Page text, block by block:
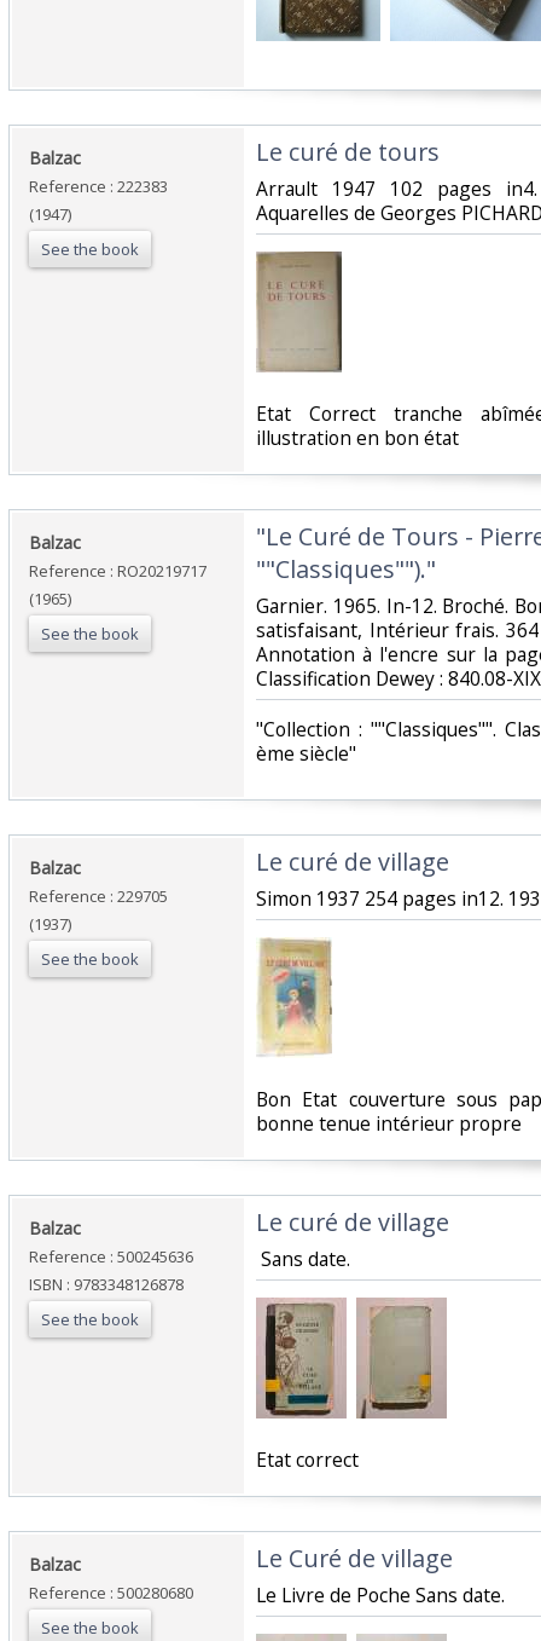
‎Balzac‎
Reference : 222383
(1947)
See the book
‎Le curé de tours‎
‎Arrault 1947 102 pages
Aquarelles de Georges
‎Etat Correct tranche
illustration en bon état‎
‎Balzac‎
Reference : RO20219717
(1965)
See the book
‎"Le Curé de Tours -
""Classiques"")."‎
‎Garnier. 1965. In-12. Broché.
satisfaisant, Intérieur frais.
Annotation à l'encre sur la
Classification Dewey : 840.08-
‎"Collection : ""Classiques"".
ème siècle"‎
‎Balzac‎
Reference : 229705
(1937)
See the book
‎Le curé de village‎
‎Simon 1937 254 pages in12.
‎Bon Etat couverture sous
bonne tenue intérieur propre‎
‎Balzac‎
Reference : 500245636
ISBN : 9783348126878
See the book
‎Le curé de village‎
‎ Sans date.‎
‎Etat correct‎
‎Balzac‎
Reference : 500280680
See the book
‎Le Curé de village‎
‎Le Livre de Poche Sans date.‎